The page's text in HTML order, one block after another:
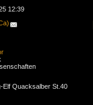
12:39
Elf Quacksalber St.40